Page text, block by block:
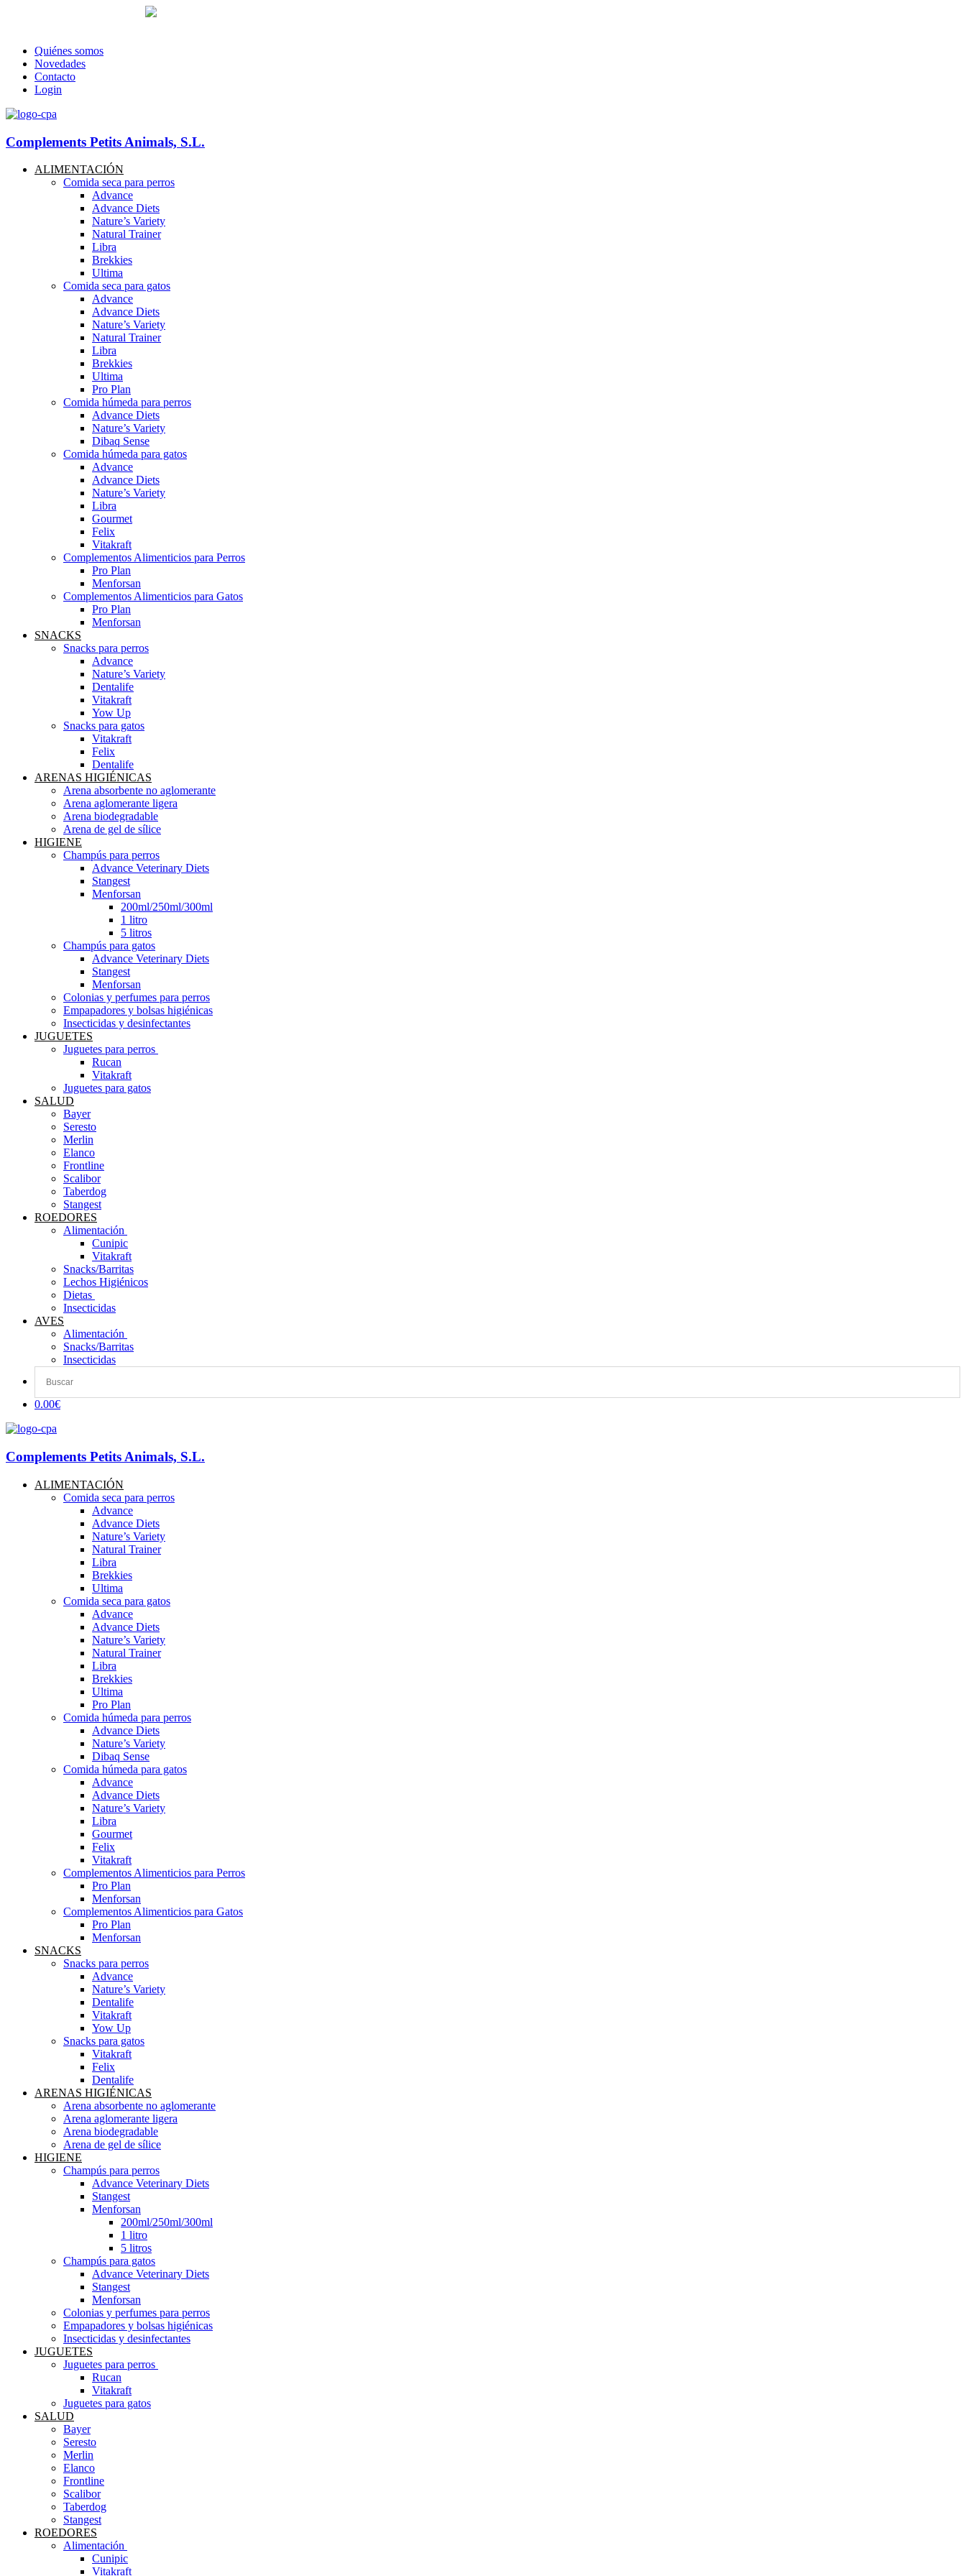
Quiénes somos
Novedades
Contacto
Login
Complements Petits Animals, S.L.
ALIMENTACIÓN
Comida seca para perros
Advance
Advance Diets
Nature’s Variety
Natural Trainer
Libra
Brekkies
Ultima
Comida seca para gatos
Advance
Advance Diets
Nature’s Variety
Natural Trainer
Libra
Brekkies
Ultima
Pro Plan
Comida húmeda para perros
Advance Diets
Nature’s Variety
Dibaq Sense
Comida húmeda para gatos
Advance
Advance Diets
Nature’s Variety
Libra
Gourmet
Felix
Vitakraft
Complementos Alimenticios para Perros
Pro Plan
Menforsan
Complementos Alimenticios para Gatos
Pro Plan
Menforsan
SNACKS
Snacks para perros
Advance
Nature’s Variety
Dentalife
Vitakraft
Yow Up
Snacks para gatos
Vitakraft
Felix
Dentalife
ARENAS HIGIÉNICAS
Arena absorbente no aglomerante
Arena aglomerante ligera
Arena biodegradable
Arena de gel de sílice
HIGIENE
Champús para perros
Advance Veterinary Diets
Stangest
Menforsan
200ml/250ml/300ml
1 litro
5 litros
Champús para gatos
Advance Veterinary Diets
Stangest
Menforsan
Colonias y perfumes para perros
Empapadores y bolsas higiénicas
Insecticidas y desinfectantes
JUGUETES
Juguetes para perros ​
Rucan
Vitakraft
Juguetes para gatos
SALUD
Bayer
Seresto
Merlin
Elanco
Frontline
Scalibor
Taberdog
Stangest
ROEDORES
Alimentación ​
Cunipic
Vitakraft
Snacks/Barritas
Lechos Higiénicos
Dietas ​
Insecticidas
AVES
Alimentación
Snacks/Barritas
Insecticidas
0.00€
Complements Petits Animals, S.L.
ALIMENTACIÓN
Comida seca para perros
Advance
Advance Diets
Nature’s Variety
Natural Trainer
Libra
Brekkies
Ultima
Comida seca para gatos
Advance
Advance Diets
Nature’s Variety
Natural Trainer
Libra
Brekkies
Ultima
Pro Plan
Comida húmeda para perros
Advance Diets
Nature’s Variety
Dibaq Sense
Comida húmeda para gatos
Advance
Advance Diets
Nature’s Variety
Libra
Gourmet
Felix
Vitakraft
Complementos Alimenticios para Perros
Pro Plan
Menforsan
Complementos Alimenticios para Gatos
Pro Plan
Menforsan
SNACKS
Snacks para perros
Advance
Nature’s Variety
Dentalife
Vitakraft
Yow Up
Snacks para gatos
Vitakraft
Felix
Dentalife
ARENAS HIGIÉNICAS
Arena absorbente no aglomerante
Arena aglomerante ligera
Arena biodegradable
Arena de gel de sílice
HIGIENE
Champús para perros
Advance Veterinary Diets
Stangest
Menforsan
200ml/250ml/300ml
1 litro
5 litros
Champús para gatos
Advance Veterinary Diets
Stangest
Menforsan
Colonias y perfumes para perros
Empapadores y bolsas higiénicas
Insecticidas y desinfectantes
JUGUETES
Juguetes para perros ​
Rucan
Vitakraft
Juguetes para gatos
SALUD
Bayer
Seresto
Merlin
Elanco
Frontline
Scalibor
Taberdog
Stangest
ROEDORES
Alimentación ​
Cunipic
Vitakraft